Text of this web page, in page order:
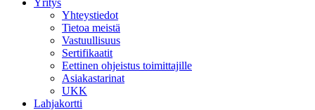
Yritys
Yhteystiedot
Tietoa meistä
Vastuullisuus
Sertifikaatit
Eettinen ohjeistus toimittajille
Asiakastarinat
UKK
Lahjakortti